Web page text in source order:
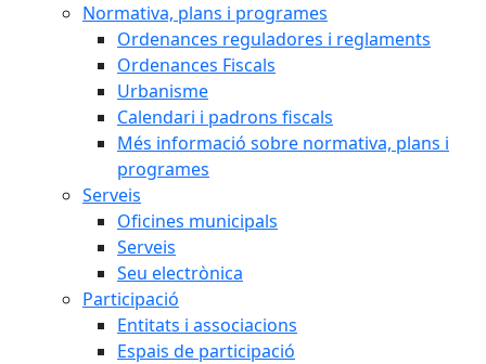
Normativa, plans i programes
Ordenances reguladores i reglaments
Ordenances Fiscals
Urbanisme
Calendari i padrons fiscals
Més informació sobre normativa, plans i
programes
Serveis
Oficines municipals
Serveis
Seu electrònica
Participació
Entitats i associacions
Espais de participació